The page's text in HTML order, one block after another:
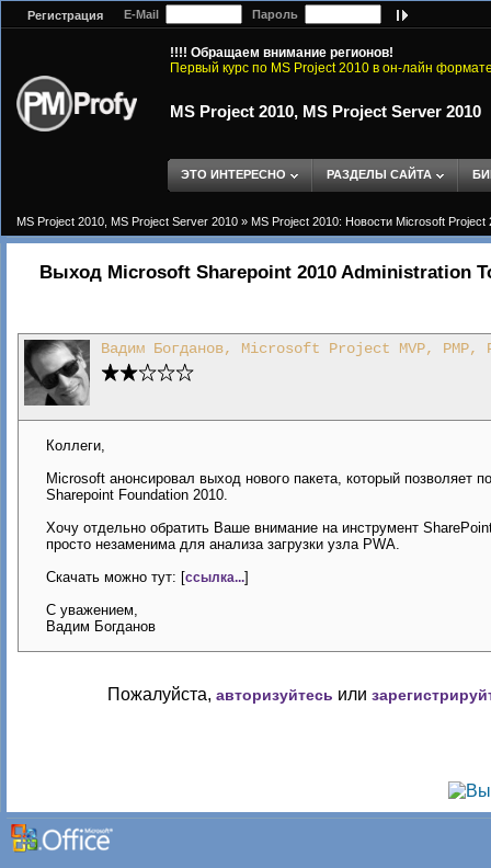
Регистрация E-Mail Пароль
!!!! Обращаем внимание регионов!
Первый курс по MS Project 2010 в он-лайн
MS Project 2010, MS Project Server 2010
ЭТО ИНТЕРЕСНО РАЗДЕЛЫ САЙТА
MS Project 2010, MS Project Server 2010 » MS Project 2010: Новости Microsoft Project
Выход Microsoft Sharepoint 2010 Administration
Вадим Богданов, Microsoft Project MVP, PMP,
Коллеги,
Microsoft анонсировал выход нового пакета, который позволяет
Sharepoint Foundation 2010.
Хочу отдельно обратить Ваше внимание на инструмент
просто незаменима для анализа загрузки узла PWA.
Скачать можно тут: [ссылка...]
С уважением,
Вадим Богданов
Пожалуйста, авторизуйтесь или